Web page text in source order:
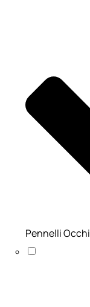
Pennelli Occhi